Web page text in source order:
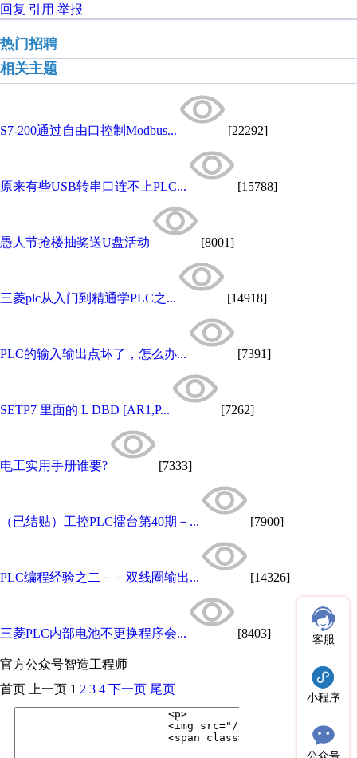
回复 引用 举报
热门招聘
相关主题
S7-200通过自由口控制Modbus... [22292]
原来有些USB转串口连不上PLC... [15788]
愚人节抢楼抽奖送U盘活动 [8001]
三菱plc从入门到精通学PLC之... [14918]
PLC的输入输出点坏了，怎么办... [7391]
SETP7 里面的 L DBD [AR1,P... [7262]
电工实用手册谁要? [7333]
（已结贴）工控PLC擂台第40期－... [7900]
PLC编程经验之二－－双线圈输出... [14326]
三菱PLC内部电池不更换程序会... [8403]
官方公众号智造工程师
客服
小程序
首页 上一页 1 2 3 4 下一页 尾页